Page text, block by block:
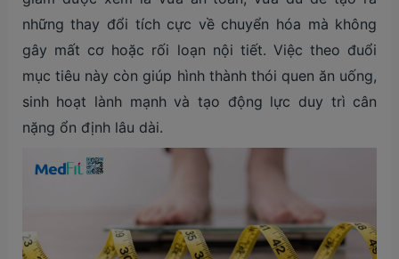
những thay đổi tích cực về chuyển hóa mà không
gây mất cơ hoặc rối loạn nội tiết. Việc theo đuổi
mục tiêu này còn giúp hình thành thói quen ăn uống,
sinh hoạt lành mạnh và tạo động lực duy trì cân
nặng ổn định lâu dài.